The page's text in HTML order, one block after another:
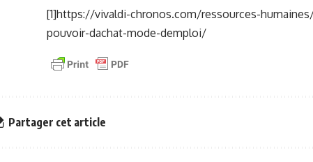
[1]https://vivaldi-chronos.com/ressources-
pouvoir-dachat-mode-demploi/
Partager cet article